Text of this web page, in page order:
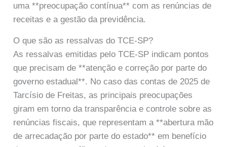
uma **preocupação contínua** com as renúncias de
receitas e a gestão da previdência.
O que são as ressalvas do TCE-SP?
As ressalvas emitidas pelo TCE-SP indicam pontos
que precisam de **atenção e correção por parte do
governo estadual**. No caso das contas de 2025 de
Tarcísio de Freitas, as principais preocupações
giram em torno da transparência e controle sobre as
renúncias fiscais, que representam a **abertura mão
de arrecadação por parte do estado** em benefício